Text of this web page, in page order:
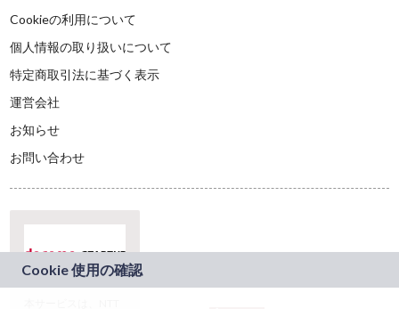
Cookieの利用について
個人情報の取り扱いについて
特定商取引法に基づく表示
運営会社
お知らせ
お問い合わせ